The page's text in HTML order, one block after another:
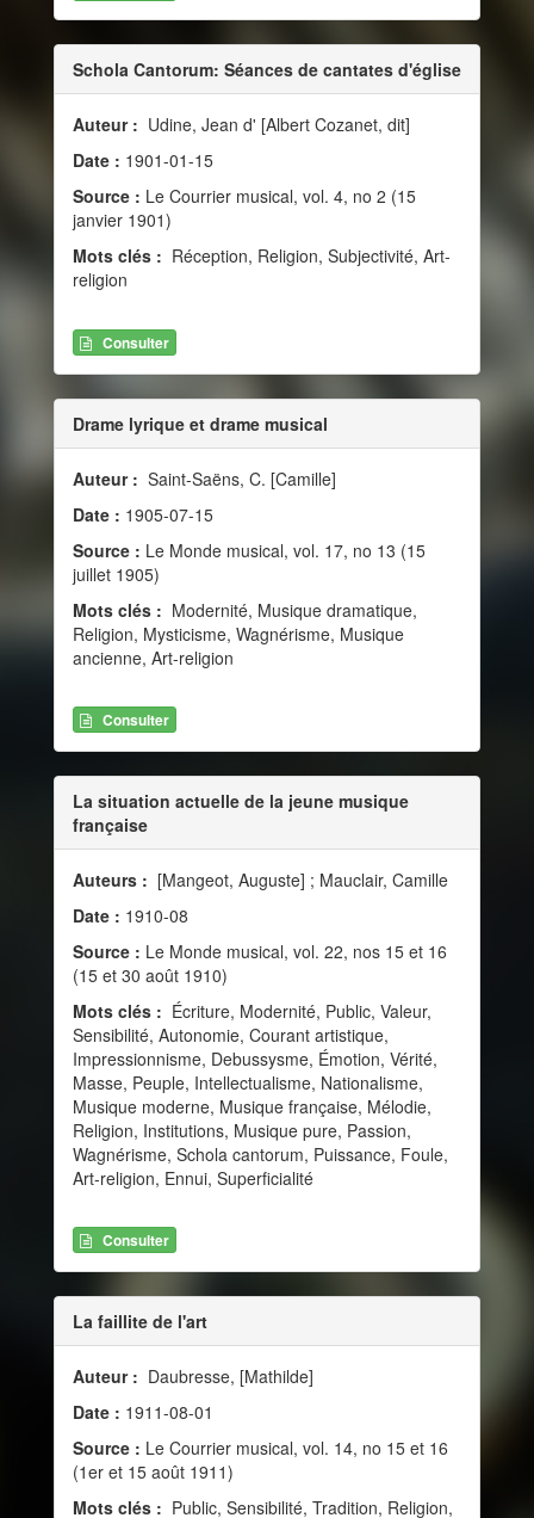
Schola Cantorum: Séances de cantates d'église
Auteur : Udine, Jean d' [Albert Cozanet, dit]
Date : 1901-01-15
Source : Le Courrier musical, vol. 4, no 2 (15
janvier 1901)
Mots clés : Réception, Religion, Subjectivité, Art-
religion
Consulter
Drame lyrique et drame musical
Auteur : Saint-Saëns, C. [Camille]
Date : 1905-07-15
Source : Le Monde musical, vol. 17, no 13 (15
juillet 1905)
Mots clés : Modernité, Musique dramatique,
Religion, Mysticisme, Wagnérisme, Musique
ancienne, Art-religion
Consulter
La situation actuelle de la jeune musique
française
Auteurs : [Mangeot, Auguste] ; Mauclair, Camille
Date : 1910-08
Source : Le Monde musical, vol. 22, nos 15 et 16
(15 et 30 août 1910)
Mots clés : Écriture, Modernité, Public, Valeur,
Sensibilité, Autonomie, Courant artistique,
Impressionnisme, Debussysme, Émotion, Vérité,
Masse, Peuple, Intellectualisme, Nationalisme,
Musique moderne, Musique française, Mélodie,
Religion, Institutions, Musique pure, Passion,
Wagnérisme, Schola cantorum, Puissance, Foule,
Art-religion, Ennui, Superficialité
Consulter
La faillite de l'art
Auteur : Daubresse, [Mathilde]
Date : 1911-08-01
Source : Le Courrier musical, vol. 14, no 15 et 16
(1er et 15 août 1911)
Mots clés : Public, Sensibilité, Tradition, Religion,